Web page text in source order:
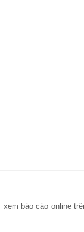
báo cáo online